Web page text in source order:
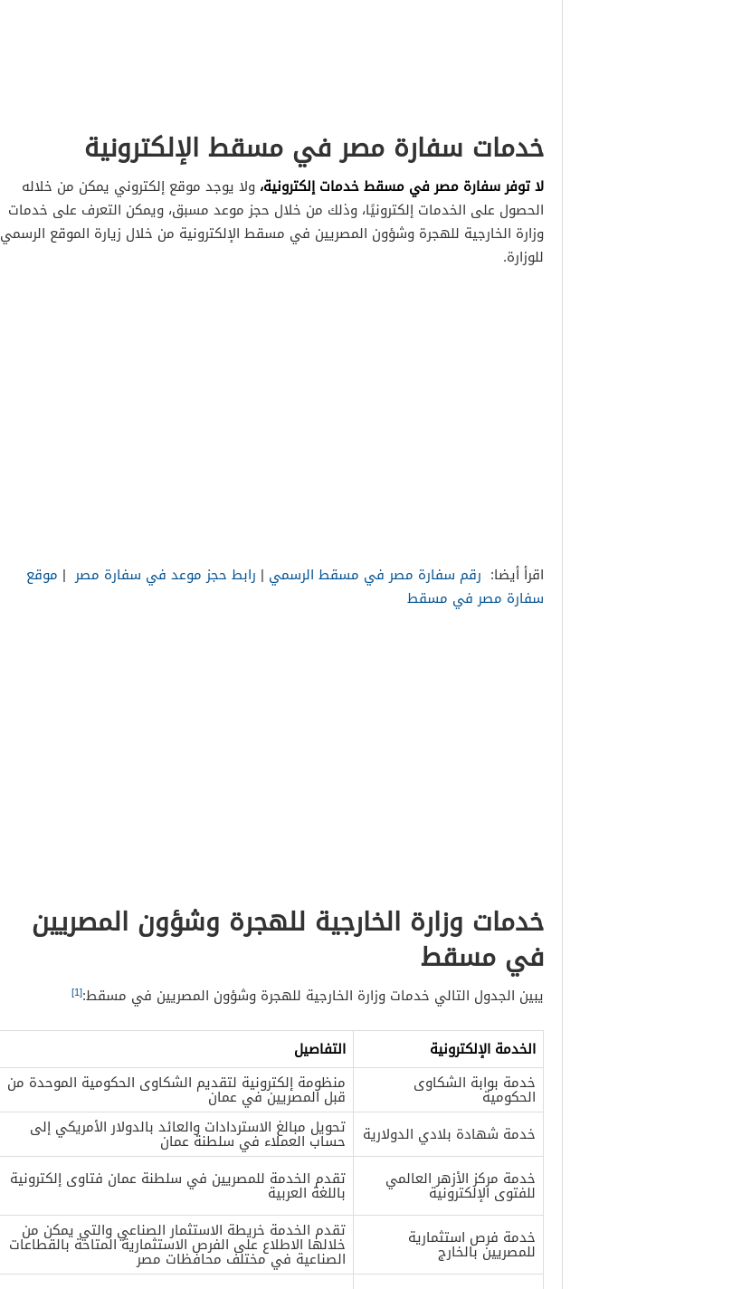
خدمات سفارة مصر في مسقط الإلكترونية
لا توفر سفارة مصر في مسقط خدمات إلكترونية، ولا يوجد موقع إلكتروني يمكن من خلاله
الحصول على الخدمات إلكترونيًا، وذلك من خلال حجز موعد مسبق، ويمكن التعرف على خدمات
وزارة الخارجية للهجرة وشؤون المصريين في مسقط الإلكترونية من خلال زيارة الموقع الرسمي
للوزارة.
اقرأ أيضا: رقم سفارة مصر في مسقط الرسمي | رابط حجز موعد في سفارة مصر | موقع
سفارة مصر في مسقط
خدمات وزارة الخارجية للهجرة وشؤون المصريين
في مسقط
يبين الجدول التالي خدمات وزارة الخارجية للهجرة وشؤون المصريين في مسقط:[1]
الخدمة الإلكترونية
التفاصيل
خدمة بوابة الشكاوى
الحكومية
منظومة إلكترونية لتقديم الشكاوى الحكومية الموحدة من
قبل المصريين في عمان
خدمة شهادة بلادي الدولارية
تحويل مبالغ الاستردادات والعائد بالدولار الأمريكي إلى
حساب العملاء في سلطنة عمان
خدمة مركز الأزهر العالمي
للفتوى الإلكترونية
تقدم الخدمة للمصريين في سلطنة عمان فتاوى إلكترونية
باللغة العربية
خدمة فرص استثمارية
للمصريين بالخارج
تقدم الخدمة خريطة الاستثمار الصناعي والتي يمكن من
خلالها الاطلاع على الفرص الاستثمارية المتاحة بالقطاعات
الصناعية في مختلف محافظات مصر